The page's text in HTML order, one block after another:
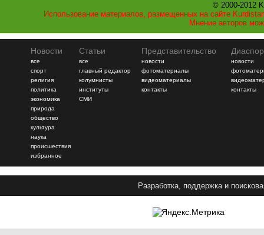
© 2000-2012
Использование материалов, размещенных на сайте
Мнение авторов
Новости
все
спорт
религия
политика
экономика
природа
общество
культура
наука
происшествия
избранное
Статьи
все
главный редактор
колумнисты
институты
СМИ
Представительство
новости
фотоматериалы
видеоматериалы
контакты
новости
контакты
Разработка, поддержка и